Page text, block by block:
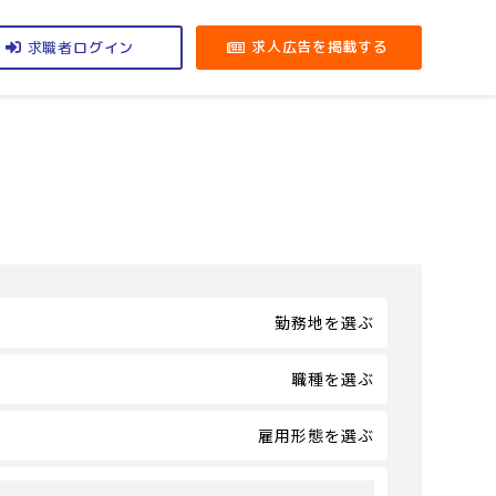
求職者ログイン 求人広告を掲載する
勤務地を選ぶ
職種を選ぶ
雇用形態を選ぶ